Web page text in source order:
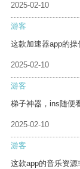
2025-02-10
游客
这款加速器app的操
2025-02-10
游客
梯子神器，ins随便
2025-02-10
游客
这款app的音乐资源